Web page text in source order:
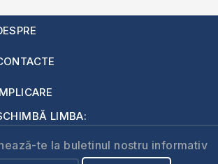
LIMBA:
te la buletinul nostru informativ